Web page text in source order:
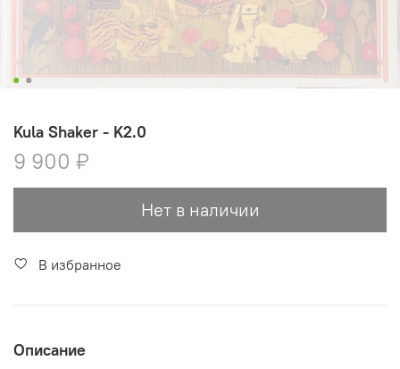
Kula Shaker - K2.0
9 900 ₽
Нет в наличии
В избранное
Описание